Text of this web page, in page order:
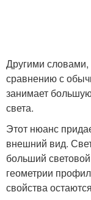
Другими словами,
сравнению с
занимает
света.
Этот нюанс
внешний вид.
больший
геометрии
свойства